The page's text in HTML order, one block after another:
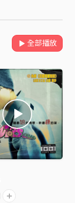
全部播放